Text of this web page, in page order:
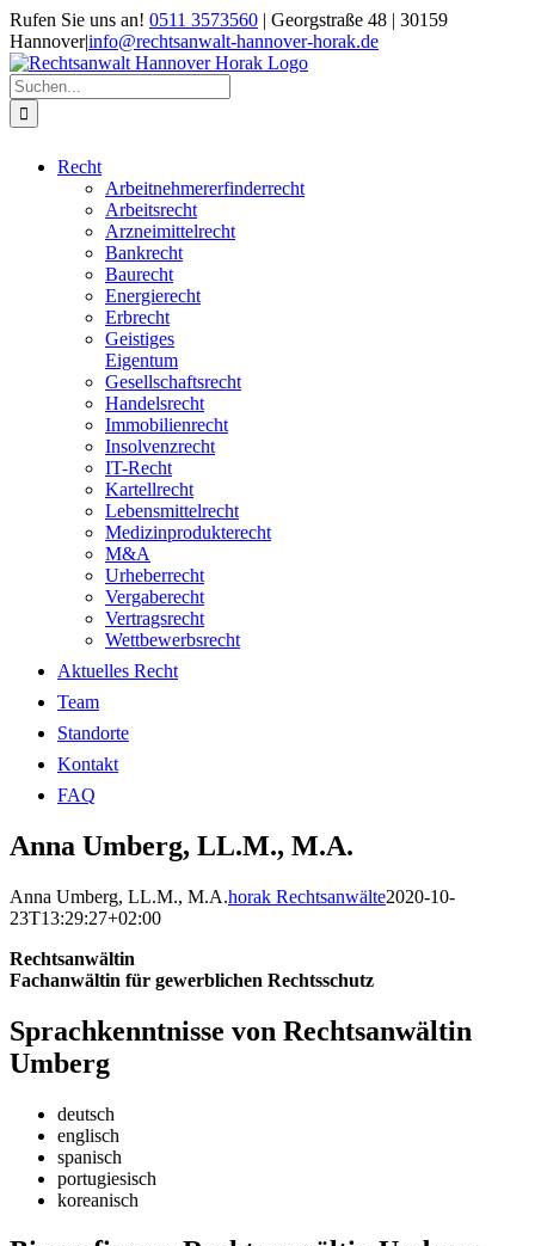
Zum
Inhalt
springen
Rufen Sie uns an! 0511 3573560 | Georgstraße 48 | 30159
Hannover|info@rechtsanwalt-hannover-horak.de
Suche
nach:
Recht
Arbeitnehmererfinderrecht
Arbeitsrecht
Arzneimittelrecht
Bankrecht
Baurecht
Energierecht
Erbrecht
Geistiges
Eigentum
Gesellschaftsrecht
Handelsrecht
Immobilienrecht
Insolvenzrecht
IT-Recht
Kartellrecht
Lebensmittelrecht
Medizinprodukterecht
M&A
Urheberrecht
Vergaberecht
Vertragsrecht
Wettbewerbsrecht
Aktuelles Recht
Team
Standorte
Kontakt
FAQ
Anna Umberg, LL.M., M.A.
Anna Umberg, LL.M., M.A.horak Rechtsanwälte2020-10-
23T13:29:27+02:00
Rechtsanwältin
Fachanwältin für gewerblichen Rechtsschutz
Sprachkenntnisse von Rechtsanwältin
Umberg
deutsch
englisch
spanisch
portugiesisch
koreanisch